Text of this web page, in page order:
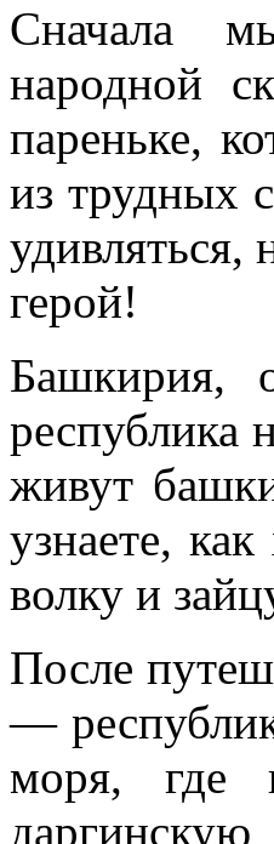
Сначала
народной
пареньке,
из трудных
герой!
Башкирия,
республика
живут
узнаете,
волку и
После
—
моря, где